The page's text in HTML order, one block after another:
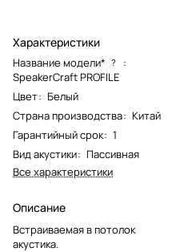
Характеристики
Название модели* ?
:
SpeakerCraft PROFILE
Цвет: Белый
Страна производства: Китай
Гарантийный срок: 1
Вид акустики: Пассивная
Все характеристики
Описание
Встраиваемая в потолок
акустика.